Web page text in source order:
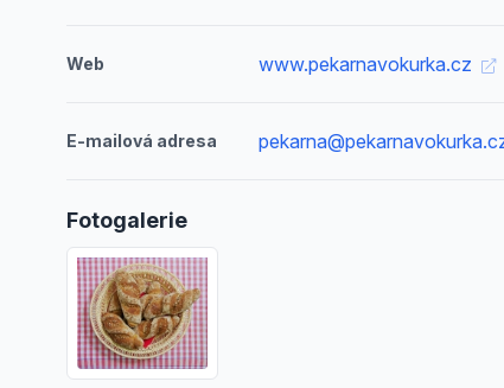
Web www.pekarnavokurka.cz
E-mailová adresa
Fotogalerie